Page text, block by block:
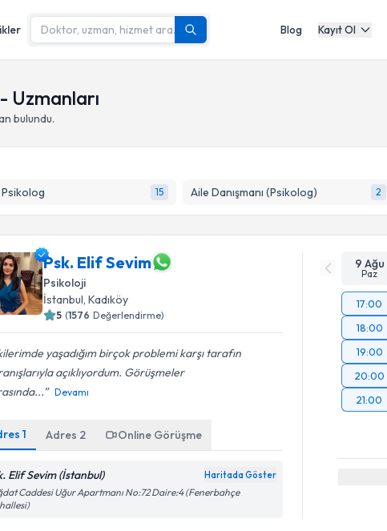
Blog Kayıt Ol
Uzmanları
bulundu.
15 Aile Danışmanı (Psikolog) 2
Psk. Elif Sevim
Psikoloji
İstanbul,Kadıköy
5 (1576 Değerlendirme)
yaşadığım birçok problemi karşı tarafın
açıklıyordum. Görüşmeler
Devamı
1 Adres 2 Online Görüşme
Elif Sevim (İstanbul) Haritada Göster
Caddesi Uğur Apartmanı No:72 Daire:4 (Fenerbahçe
9 Ağu
Paz
17:00
18:00
19:00
20:00
21:00